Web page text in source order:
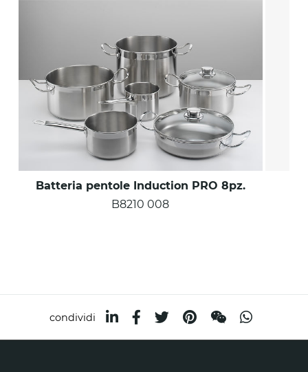
Batteria pentole Induction PRO 8pz.
B8210 008
condividi